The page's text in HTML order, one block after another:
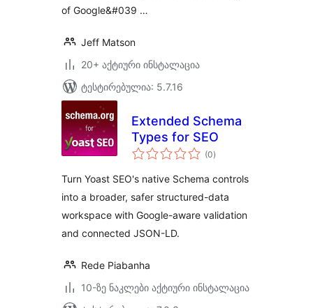
of Google&#039 …
Jeff Matson
20+ აქტიური ინსტალაცია
ტესტირებულია: 5.7.16
Extended Schema
Types for SEO
(0საერთო
რეიტინგი
)
Turn Yoast SEO's native Schema controls
into a broader, safer structured-data
workspace with Google-aware validation
and connected JSON-LD.
Rede Piabanha
10-ზე ნაკლები აქტიური ინსტალაცია